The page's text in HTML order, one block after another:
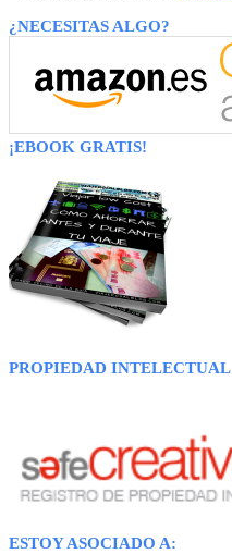
¿NECESITAS ALGO?
¡EBOOK GRATIS!
PROPIEDAD INTELECTUAL
ESTOY ASOCIADO A: